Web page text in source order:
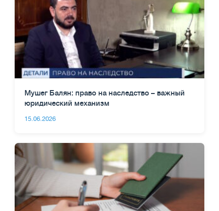
Мушег Балян: право на наследство – важный
юридический механизм
15.06.2026